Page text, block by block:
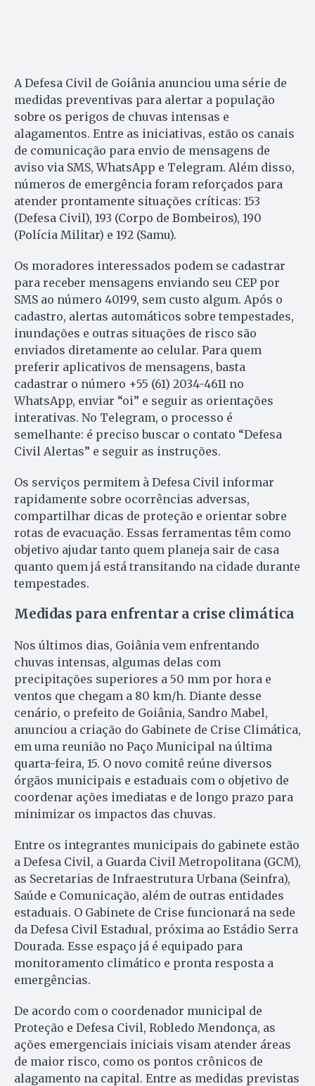
A Defesa Civil de Goiânia anunciou uma série de
medidas preventivas para alertar a população
sobre os perigos de chuvas intensas e
alagamentos. Entre as iniciativas, estão os canais
de comunicação para envio de mensagens de
aviso via SMS, WhatsApp e Telegram. Além disso,
números de emergência foram reforçados para
atender prontamente situações críticas: 153
(Defesa Civil), 193 (Corpo de Bombeiros), 190
(Polícia Militar) e 192 (Samu).
Os moradores interessados podem se cadastrar
para receber mensagens enviando seu CEP por
SMS ao número 40199, sem custo algum. Após o
cadastro, alertas automáticos sobre tempestades,
inundações e outras situações de risco são
enviados diretamente ao celular. Para quem
preferir aplicativos de mensagens, basta
cadastrar o número +55 (61) 2034-4611 no
WhatsApp, enviar “oi” e seguir as orientações
interativas. No Telegram, o processo é
semelhante: é preciso buscar o contato “Defesa
Civil Alertas” e seguir as instruções.
Os serviços permitem à Defesa Civil informar
rapidamente sobre ocorrências adversas,
compartilhar dicas de proteção e orientar sobre
rotas de evacuação. Essas ferramentas têm como
objetivo ajudar tanto quem planeja sair de casa
quanto quem já está transitando na cidade durante
tempestades.
Medidas para enfrentar a crise climática
Nos últimos dias, Goiânia vem enfrentando
chuvas intensas, algumas delas com
precipitações superiores a 50 mm por hora e
ventos que chegam a 80 km/h. Diante desse
cenário, o prefeito de Goiânia, Sandro Mabel,
anunciou a criação do Gabinete de Crise Climática,
em uma reunião no Paço Municipal na última
quarta-feira, 15. O novo comitê reúne diversos
órgãos municipais e estaduais com o objetivo de
coordenar ações imediatas e de longo prazo para
minimizar os impactos das chuvas.
Entre os integrantes municipais do gabinete estão
a Defesa Civil, a Guarda Civil Metropolitana (GCM),
as Secretarias de Infraestrutura Urbana (Seinfra),
Saúde e Comunicação, além de outras entidades
estaduais. O Gabinete de Crise funcionará na sede
da Defesa Civil Estadual, próxima ao Estádio Serra
Dourada. Esse espaço já é equipado para
monitoramento climático e pronta resposta a
emergências.
De acordo com o coordenador municipal de
Proteção e Defesa Civil, Robledo Mendonça, as
ações emergenciais iniciais visam atender áreas
de maior risco, como os pontos crônicos de
alagamento na capital. Entre as medidas previstas